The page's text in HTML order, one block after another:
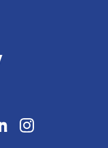
LinkedInInstagram